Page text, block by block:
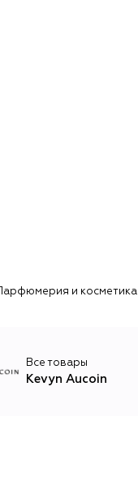
Парфюмерия и косметика
Все товары
Kevyn Aucoin